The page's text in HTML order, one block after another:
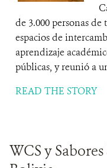
de 3.000 personas
espacios de
aprendizaje
públicas, y reunió a
READ THE STORY
WCS y